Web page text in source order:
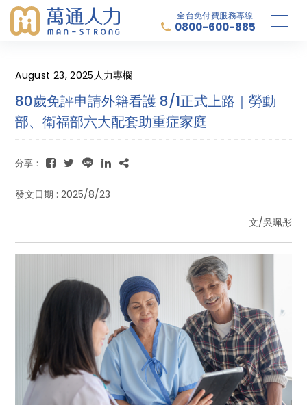
全台免付費服務專線
0800-600-885
August 23, 2025人力專欄
80歲免評申請外籍看護 8/1正式上路｜勞動
部、衛福部六大配套助重症家庭
分享：
發文日期 : 2025/8/23
文/吳珮彤